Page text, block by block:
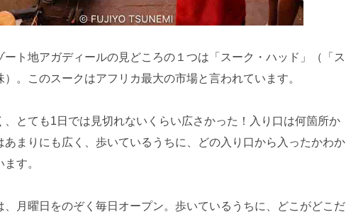
ート地アガディールの見どころの１つは「スーク・ハッド」（「ス
。このスークはアフリカ最大の市場と言われています。
、とても1日では見切れないくらい広さかった！入り口は何箇所か
あまりにも広く、歩いているうちに、どの入り口から入ったかわか
す。
、月曜日をのぞく毎日オープン。歩いているうちに、どこがどこだ